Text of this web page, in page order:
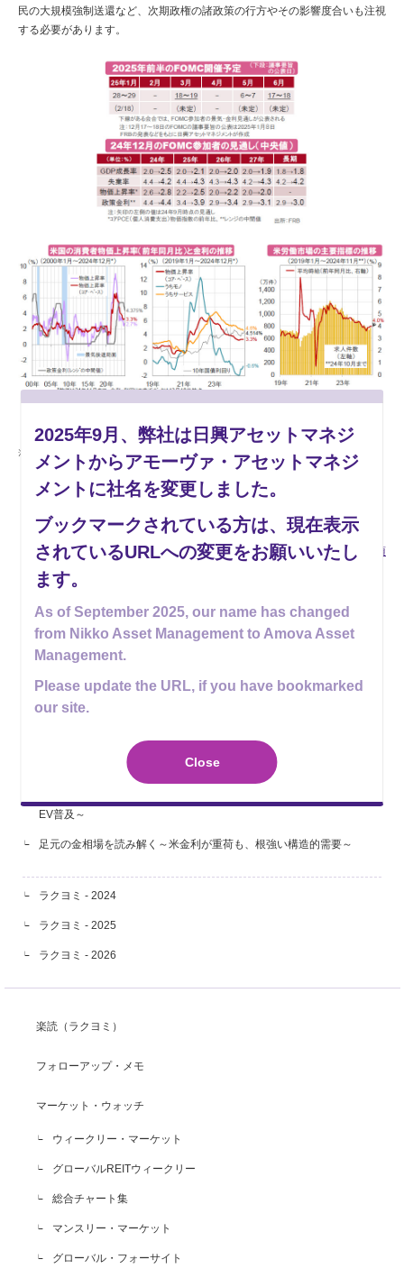
楽読（ラクヨミ）
最新5件
スを速める可能性に言及～
8月の金融政策、政治・経済イベント
米政策金利、5会合連続の据え置き～年内に1回の利上げとの見方が有
力ながら、9月の利上げ観測は後退～
EV普及～
足元の金相場を読み解く～米金利が重荷も、根強い構造的需要～
ラクヨミ - 2024
ラクヨミ - 2025
ラクヨミ - 2026
楽読（ラクヨミ）
フォローアップ・メモ
マーケット・ウォッチ
ウィークリー・マーケット
グローバルREITウィークリー
総合チャート集
マンスリー・マーケット
グローバル・フォーサイト
民の大規模強制送還など、次期政権の諸政策の行方やその影響度合いも注視
する必要があります。
もとにアモーヴァ・アセットマネジメントが作成
上記は過去のものおよび見通しであり、将来を約束するものではありません。
ご留意事項
2025年9月、弊社は日興アセットマネジ
メントからアモーヴァ・アセットマネジ
メントに社名を変更しました。
ブックマークされている方は、現在表示
されているURLへの変更をお願いいたし
ます。
As of September 2025, our name has changed
from Nikko Asset Management to Amova Asset
Management.
Please update the URL, if you have bookmarked
our site.
Close